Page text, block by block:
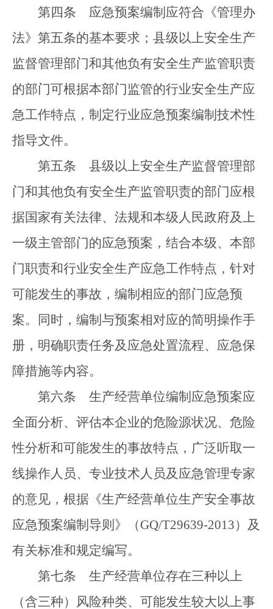
第四条 应急预案编制应符合《管理办
法》第五条的基本要求；县级以上安全生产
监督管理部门和其他负有安全生产监管职责
的部门可根据本部门监管的行业安全生产应
急工作特点，制定行业应急预案编制技术性
指导文件。
第五条 县级以上安全生产监督管理部
门和其他负有安全生产监管职责的部门应根
据国家有关法律、法规和本级人民政府及上
一级主管部门的应急预案，结合本级、本部
门职责和行业安全生产应急工作特点，针对
可能发生的事故，编制相应的部门应急预
案。同时，编制与预案相对应的简明操作手
册，明确职责任务及应急处置流程、应急保
障措施等内容。
第六条 生产经营单位编制应急预案应
全面分析、评估本企业的危险源状况、危险
性分析和可能发生的事故特点，广泛听取一
线操作人员、专业技术人员及应急管理专家
的意见，根据《生产经营单位生产安全事故
应急预案编制导则》（GQ/T29639-2013）及
有关标准和规定编写。
第七条 生产经营单位存在三种以上
（含三种）风险种类、可能发生较大以上事